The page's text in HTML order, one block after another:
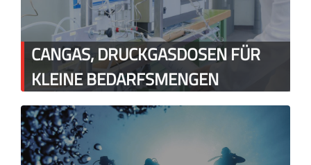
CANGAS, DRUCKGASDOSEN FÜR
KLEINE BEDARFSMENGEN